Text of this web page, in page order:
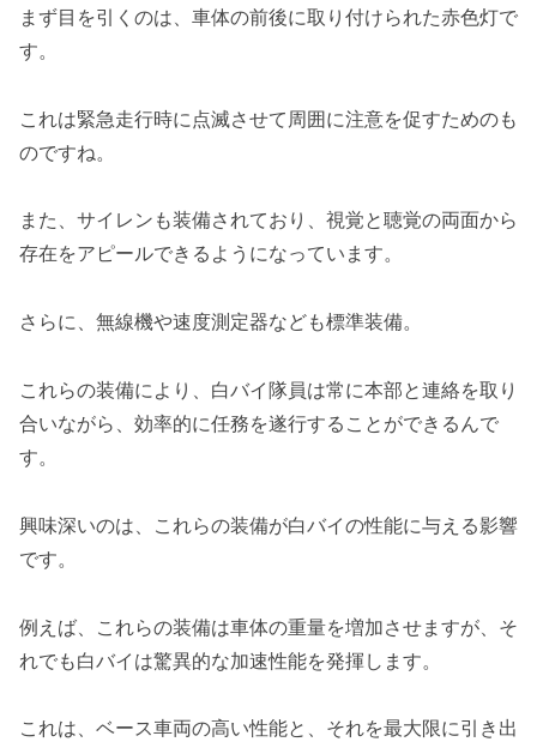
まず目を引くのは、車体の前後に取り付けられた赤色灯で
す。
これは緊急走行時に点滅させて周囲に注意を促すためのも
のですね。
また、サイレンも装備されており、視覚と聴覚の両面から
存在をアピールできるようになっています。
さらに、無線機や速度測定器なども標準装備。
これらの装備により、白バイ隊員は常に本部と連絡を取り
合いながら、効率的に任務を遂行することができるんで
す。
興味深いのは、これらの装備が白バイの性能に与える影響
です。
例えば、これらの装備は車体の重量を増加させますが、そ
れでも白バイは驚異的な加速性能を発揮します。
これは、ベース車両の高い性能と、それを最大限に引き出